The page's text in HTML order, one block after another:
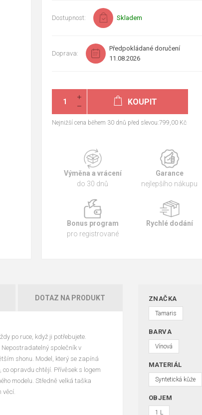
Dostupnost: Skladem
Doprava:
Předpokládané doručení
11.08.2026
KOUPIT
Nejnižší cena během 30 dnů před slevou:799,00 Kč
Výměna a vrácení
do 30 dnů
Garance
nejlepšího nákupu
Bonus program
pro registrované
Rychlé dodání
DOTAZ NA PRODUKT
po ruce, když ji potřebujete.
společník v
shonu. Model, který se zapíná
opravdu chtějí. Přívěsek s logem
modelu. Středně velká taška
věcí.
ZNAČKA
Tamaris
BARVA
Vínová
MATERIÁL
Syntetická kůže
OBJEM
1 L